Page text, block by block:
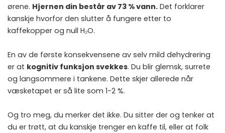
ørene. Hjernen din består av 73 % vann. Det forklarer
kanskje hvorfor den slutter å fungere etter to
kaffekopper og null H₂O.
En av de første konsekvensene av selv mild dehydrering
er at kognitiv funksjon svekkes. Du blir glemsk, surrete
og langsommere i tankene. Dette skjer allerede når
væsketapet er så lite som 1-2 %.
Og tro meg, du merker det ikke. Du sitter der og tenker at
du er trøtt, at du kanskje trenger en kaffe til, eller at folk